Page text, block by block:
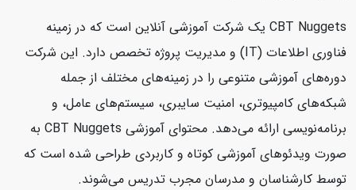
CBT Nuggets یک شرکت آموزشی آنلاین است که در زمینه
فناوری اطلاعات (IT) و مدیریت پروژه تخصص دارد. این شرکت
دوره‌های آموزشی متنوعی را در زمینه‌های مختلف از جمله
شبکه‌های کامپیوتری، امنیت سایبری، سیستم‌های عامل، و
برنامه‌نویسی ارائه می‌دهد. محتوای آموزشی CBT Nuggets به
صورت ویدئوهای آموزشی کوتاه و کاربردی طراحی شده است که
توسط کارشناسان و مدرسان مجرب تدریس می‌شوند.